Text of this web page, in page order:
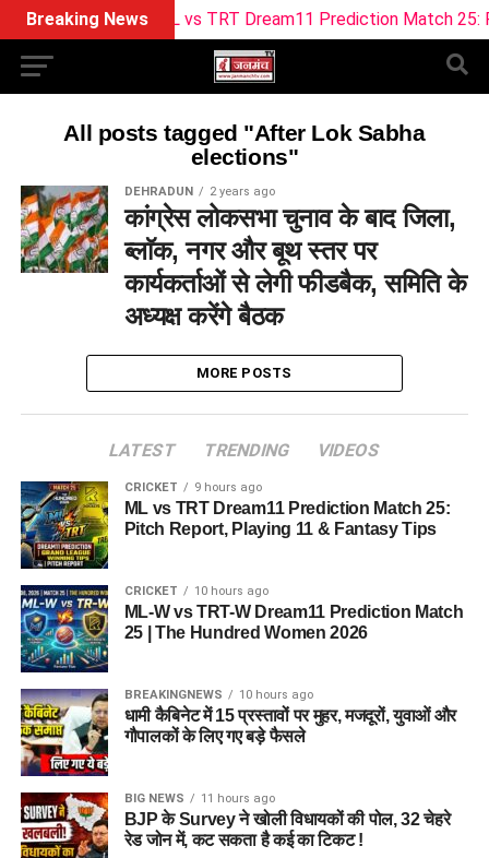
Breaking NewsML vs TRT Dream11 Prediction Match 25:
All posts tagged "After Lok Sabha
elections"
DEHRADUN 2 years ago
कांग्रेस लोकसभा चुनाव के बाद जिला,
ब्लाॅक, नगर और बूथ स्तर पर
कार्यकर्ताओं से लेगी फीडबैक, समिति के
अध्यक्ष करेंगे बैठक
MORE POSTS
LATEST TRENDING VIDEOS
CRICKET 9 hours ago
ML vs TRT Dream11 Prediction Match 25:
Pitch Report, Playing 11 & Fantasy Tips
CRICKET 10 hours ago
ML-W vs TRT-W Dream11 Prediction Match
25 | The Hundred Women 2026
BREAKINGNEWS 10 hours ago
धामी कैबिनेट में 15 प्रस्तावों पर मुहर, मजदूरों, युवाओं और
गौपालकों के लिए गए बड़े फैसले
BIG NEWS 11 hours ago
BJP के Survey ने खोली विधायकों की पोल, 32 चेहरे
रेड जोन में, कट सकता है कई का टिकट !